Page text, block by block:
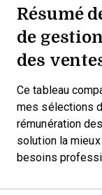
Résumé
de
des
Ce tableau
mes sélections
rémunération
solution la
besoins